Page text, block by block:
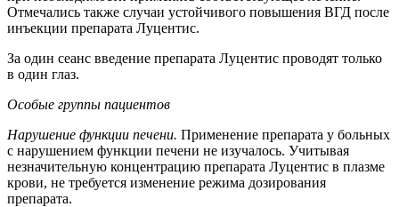
Отмечались также случаи устойчивого повышения ВГД после
инъекции препарата Луцентис.
За один сеанс введение препарата Луцентис проводят только
в один глаз.
Особые группы пациентов
Нарушение функции печени. Применение препарата у больных
с нарушением функции печени не изучалось. Учитывая
незначительную концентрацию препарата Луцентис в плазме
крови, не требуется изменение режима дозирования
препарата.